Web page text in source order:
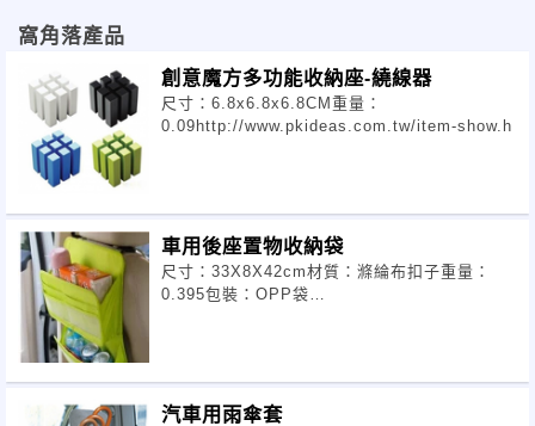
窩角落產品
創意魔方多功能收納座-繞線器
尺寸：6.8x6.8x6.8CM重量：
0.09http://www.pkideas.com.tw/item-show.h
車用後座置物收納袋
尺寸：33X8X42cm材質：滌綸布扣子重量：
0.395包裝：OPP袋
汽車用雨傘套